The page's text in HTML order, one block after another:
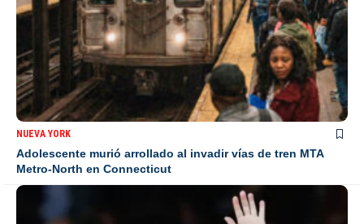
NUEVA YORK
Adolescente murió arrollado al invadir vías de tren MTA
Metro-North en Connecticut